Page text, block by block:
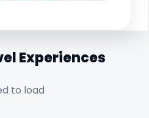
Experiences
to load